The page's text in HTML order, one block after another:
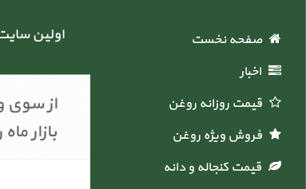
اولین
صفحه نخست
اخبار
قیمت روزانه روغن
فروش ویژه روغن
قیمت کنجاله و دانه
از سوی
بازار